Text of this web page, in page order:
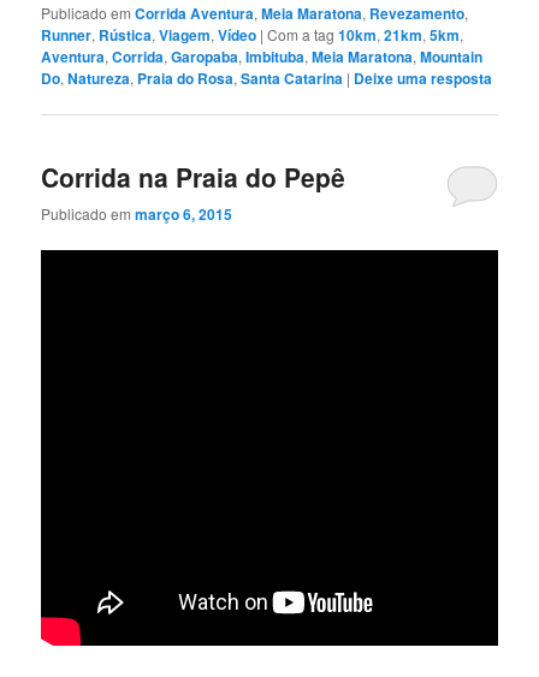
Publicado em Corrida Aventura,Meia Maratona, Revezamento,
Runner, Rústica,Viagem,Vídeo |Com a tag10km,21km,5km,
Aventura,Corrida,Garopaba,Imbituba,Meia Maratona,Mountain
Do,Natureza, Praia do Rosa,Santa Catarina | Deixe uma resposta
Corrida na Praia do Pepê
Publicado emmarço 6, 2015